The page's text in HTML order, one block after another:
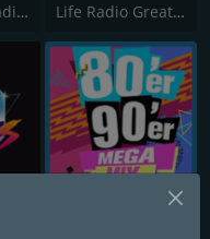
RS Regionalradio Salzburg Life Radio Greatest Hits